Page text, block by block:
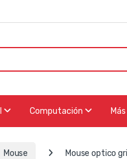
Computación Más
Mouse Mouse optico